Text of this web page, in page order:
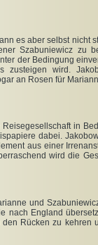
es aber selbst nicht
Szabuniewicz zu
der Bedingung
zusteigen wird.
an Rosen für
in
dabei.
aus einer
wird die
und Szabunie
nach England
Rücken zu kehren